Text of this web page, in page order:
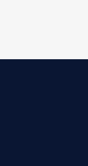
полосы
и